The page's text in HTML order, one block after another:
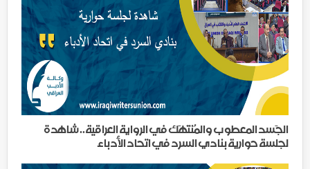
الجَسد المعطوب والمُنتَهَك في الرواية العراقية.. شاهدة
لجلسة حوارية بنادي السرد في اتحاد الأدباء